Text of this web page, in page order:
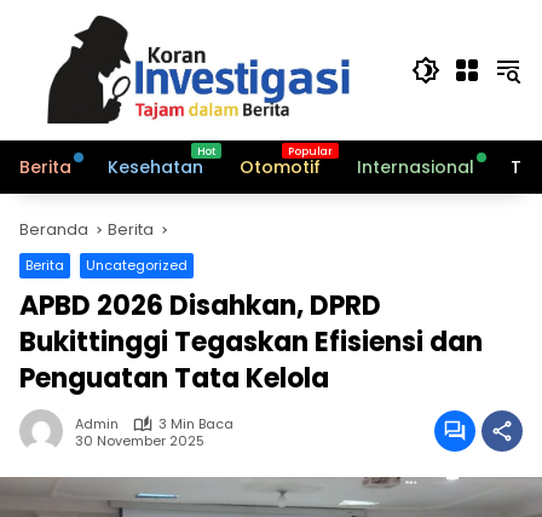
Berita Kesehatan Otomotif Internasional
Beranda Berita
Berita Uncategorized
APBD 2026 Disahkan, DPRD
Bukittinggi Tegaskan Efisiensi dan
Penguatan Tata Kelola
Admin
3 Min Baca
30 November 2025